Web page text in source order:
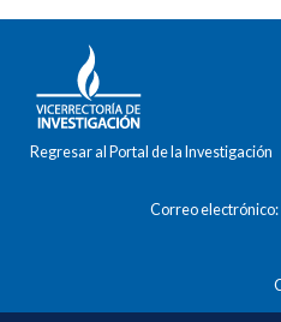
Regresar al Portal de la Investigación
Correo